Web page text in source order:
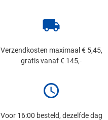
local_shipping
Verzendkosten maximaal € 5,45,
gratis vanaf € 145,-
schedule
Voor 16:00 besteld, dezelfde dag